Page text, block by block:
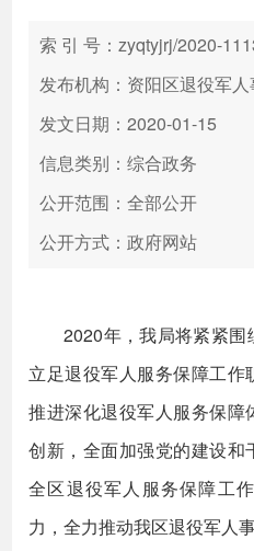
政务服务
高效办成一件事
索 引 号：zyqtyjrj/2020-
发布机构：资阳区退役军
发文日期：2020-01-15
信息类别：综合政务
公开范围：全部公开
公开方式：政府网站
2020年，我局将紧紧围
立足退役军人服务保障工
推进深化退役军人服务保
创新，全面加强党的建设
全区退役军人服务保障工
力，全力推动我区退役军人